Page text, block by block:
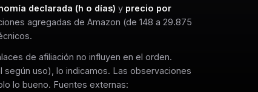
declarada (h o días) y precio por
agregadas de Amazon (de 148 a 29.875
de afiliación no influyen en el orden.
según uso), lo indicamos. Las observaciones
lo bueno. Fuentes externas: